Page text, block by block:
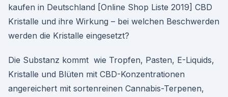
kaufen in Deutschland [Online Shop Liste 2019] CBD
Kristalle und ihre Wirkung – bei welchen Beschwerden
werden die Kristalle eingesetzt?
Die Substanz kommt wie Tropfen, Pasten, E-Liquids,
Kristalle und Blüten mit CBD-Konzentrationen
angereichert mit sortenreinen Cannabis-Terpenen,